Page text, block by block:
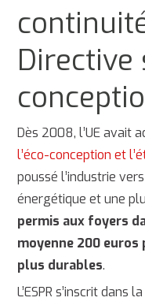
Directive
Dès 2008, l’UE avait
l’éco-conception et
poussé l’industrie
énergétique et une
permis aux foyers
moyenne 200 euros
plus durables.
L’ESPR s’inscrit